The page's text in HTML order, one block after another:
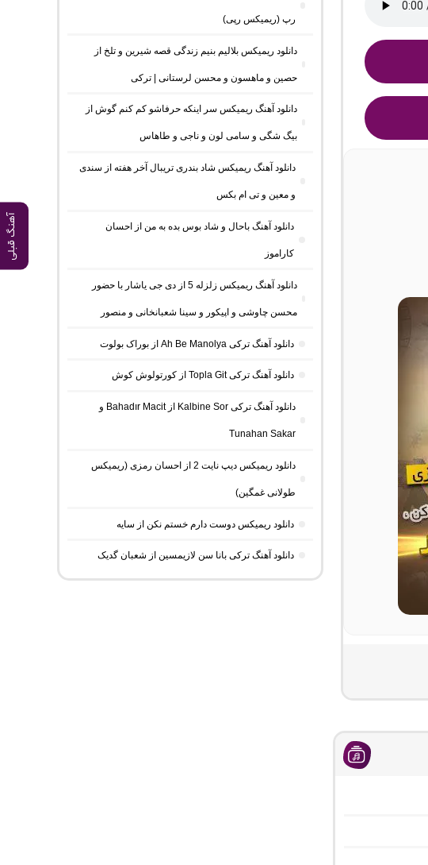
آهنگ قبلی
رپ (ریمیکس رپی)
دانلود ریمیکس بلالیم بنیم زندگی قصه شیرین و تلخ از
حصین و ماهسون و محسن لرستانی | ترکی
دانلود آهنگ ریمیکس سر اینکه حرفاشو کم کنم گوش از
بیگ شگی و سامی لون و ناجی و طاهاس
دانلود آهنگ ریمیکس شاد بندری تریبال آخر هفته از سندی
و معین و تی ام بکس
دانلود آهنگ باحال و شاد بوس بده به من از احسان
کاراموز
دانلود آهنگ ریمیکس زلزله 5 از دی جی یاشار با حضور
محسن چاوشی و اپیکور و سینا شعبانخانی و منصور
دانلود آهنگ ترکی Ah Be Manolya از بوراک بولوت
دانلود آهنگ ترکی Topla Git از کورتولوش کوش
دانلود آهنگ ترکی Kalbine Sor از Bahadır Macit و
Tunahan Sakar
دانلود ریمیکس دیپ نایت 2 از احسان رمزی (ریمیکس
طولانی غمگین)
دانلود ریمیکس دوست دارم خستم نکن از سایه
دانلود آهنگ ترکی بانا سن لازیمسین از شعبان گدیک